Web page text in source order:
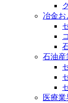
冶金お
石油産
医療業